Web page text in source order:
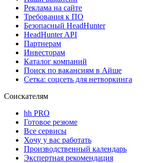
Реклама на сайте
Требования к ПО
Безопасный HeadHunter
HeadHunter API
Партнерам
Инвесторам
Каталог компаний
Поиск по вакансиям в Айше
Сетка: соцсеть для нетворкинга
Соискателям
hh PRO
Готовое резюме
Все сервисы
Хочу у вас работать
Производственный календарь
Экспертная рекомендация